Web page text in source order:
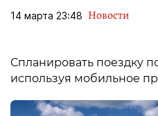
14 марта 23:48 Новости
Спланировать поездку
используя мобильное